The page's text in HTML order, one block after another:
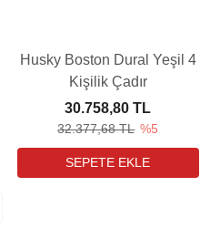
Husky Boston Dural Yeşil 4
Kişilik Çadır
32.377,68 TL %5
30.758,80 TL